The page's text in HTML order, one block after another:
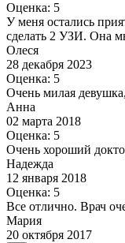
Оценка: 5
У меня остались
сделать 2 УЗИ. Она
Олеся
28 декабря 2023
Оценка: 5
Очень милая
Анна
02 марта 2018
Оценка: 5
Очень хороший
Надежда
12 января 2018
Оценка: 5
Все отлично. Врач
Мария
20 октября 2017